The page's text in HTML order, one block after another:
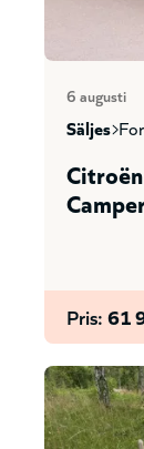
6 augusti
säljes
Pris:61